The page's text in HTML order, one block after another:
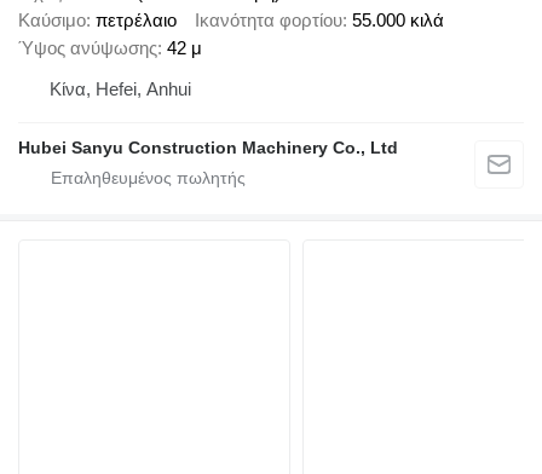
Καύσιμο πετρέλαιο Ικανότητα φορτίου 55.000 κιλά
Ύψος ανύψωσης 42 μ
Κίνα, Hefei, Anhui
Hubei Sanyu Construction Machinery Co., Ltd